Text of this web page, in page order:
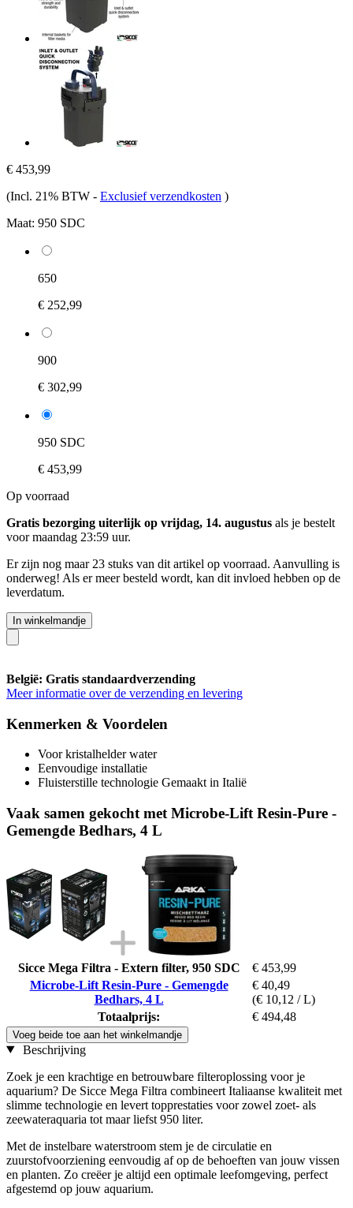
€ 453,99
(Incl. 21% BTW - Exclusief verzendkosten )
Maat: 950 SDC
650
€ 252,99
900
€ 302,99
950 SDC
€ 453,99
Op voorraad
Gratis bezorging uiterlijk op vrijdag, 14. augustus als je bestelt
voormaandag 23:59 uur.
Er zijn nog maar 23 stuks van dit artikel op voorraad. Aanvulling is
onderweg! Als er meer besteld wordt, kan dit invloed hebben op de
leverdatum.
In winkelmandje
België: Gratis standaardverzending
Meer informatie over de verzending en levering
Kenmerken & Voordelen
Voor kristalhelder water
Eenvoudige installatie
Fluisterstille technologie Gemaakt in Italië
Vaak samen gekocht met Microbe-Lift Resin-Pure -
Gemengde Bedhars, 4 L
Sicce Mega Filtra - Extern filter, 950 SDC
€ 453,99
Microbe-Lift Resin-Pure - Gemengde
Bedhars, 4 L
€ 40,49
(€ 10,12 / L)
Totaalprijs:
€ 494,48
Voeg beide toe aan het winkelmandje
Beschrijving
Zoek je een krachtige en betrouwbare filteroplossing voor je
aquarium? De Sicce Mega Filtra combineert Italiaanse kwaliteit met
slimme technologie en levert topprestaties voor zowel zoet- als
zeewateraquaria tot maar liefst 950 liter.
Met de instelbare waterstroom stem je de circulatie en
zuurstofvoorziening eenvoudig af op de behoeften van jouw vissen
en planten. Zo creëer je altijd een optimale leefomgeving, perfect
afgestemd op jouw aquarium.